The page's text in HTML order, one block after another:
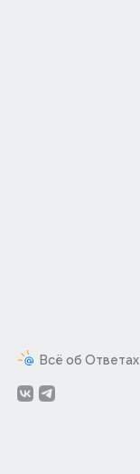
Всё об Ответах